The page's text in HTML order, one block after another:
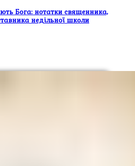
Бога: нотатки священника,
недільної школи